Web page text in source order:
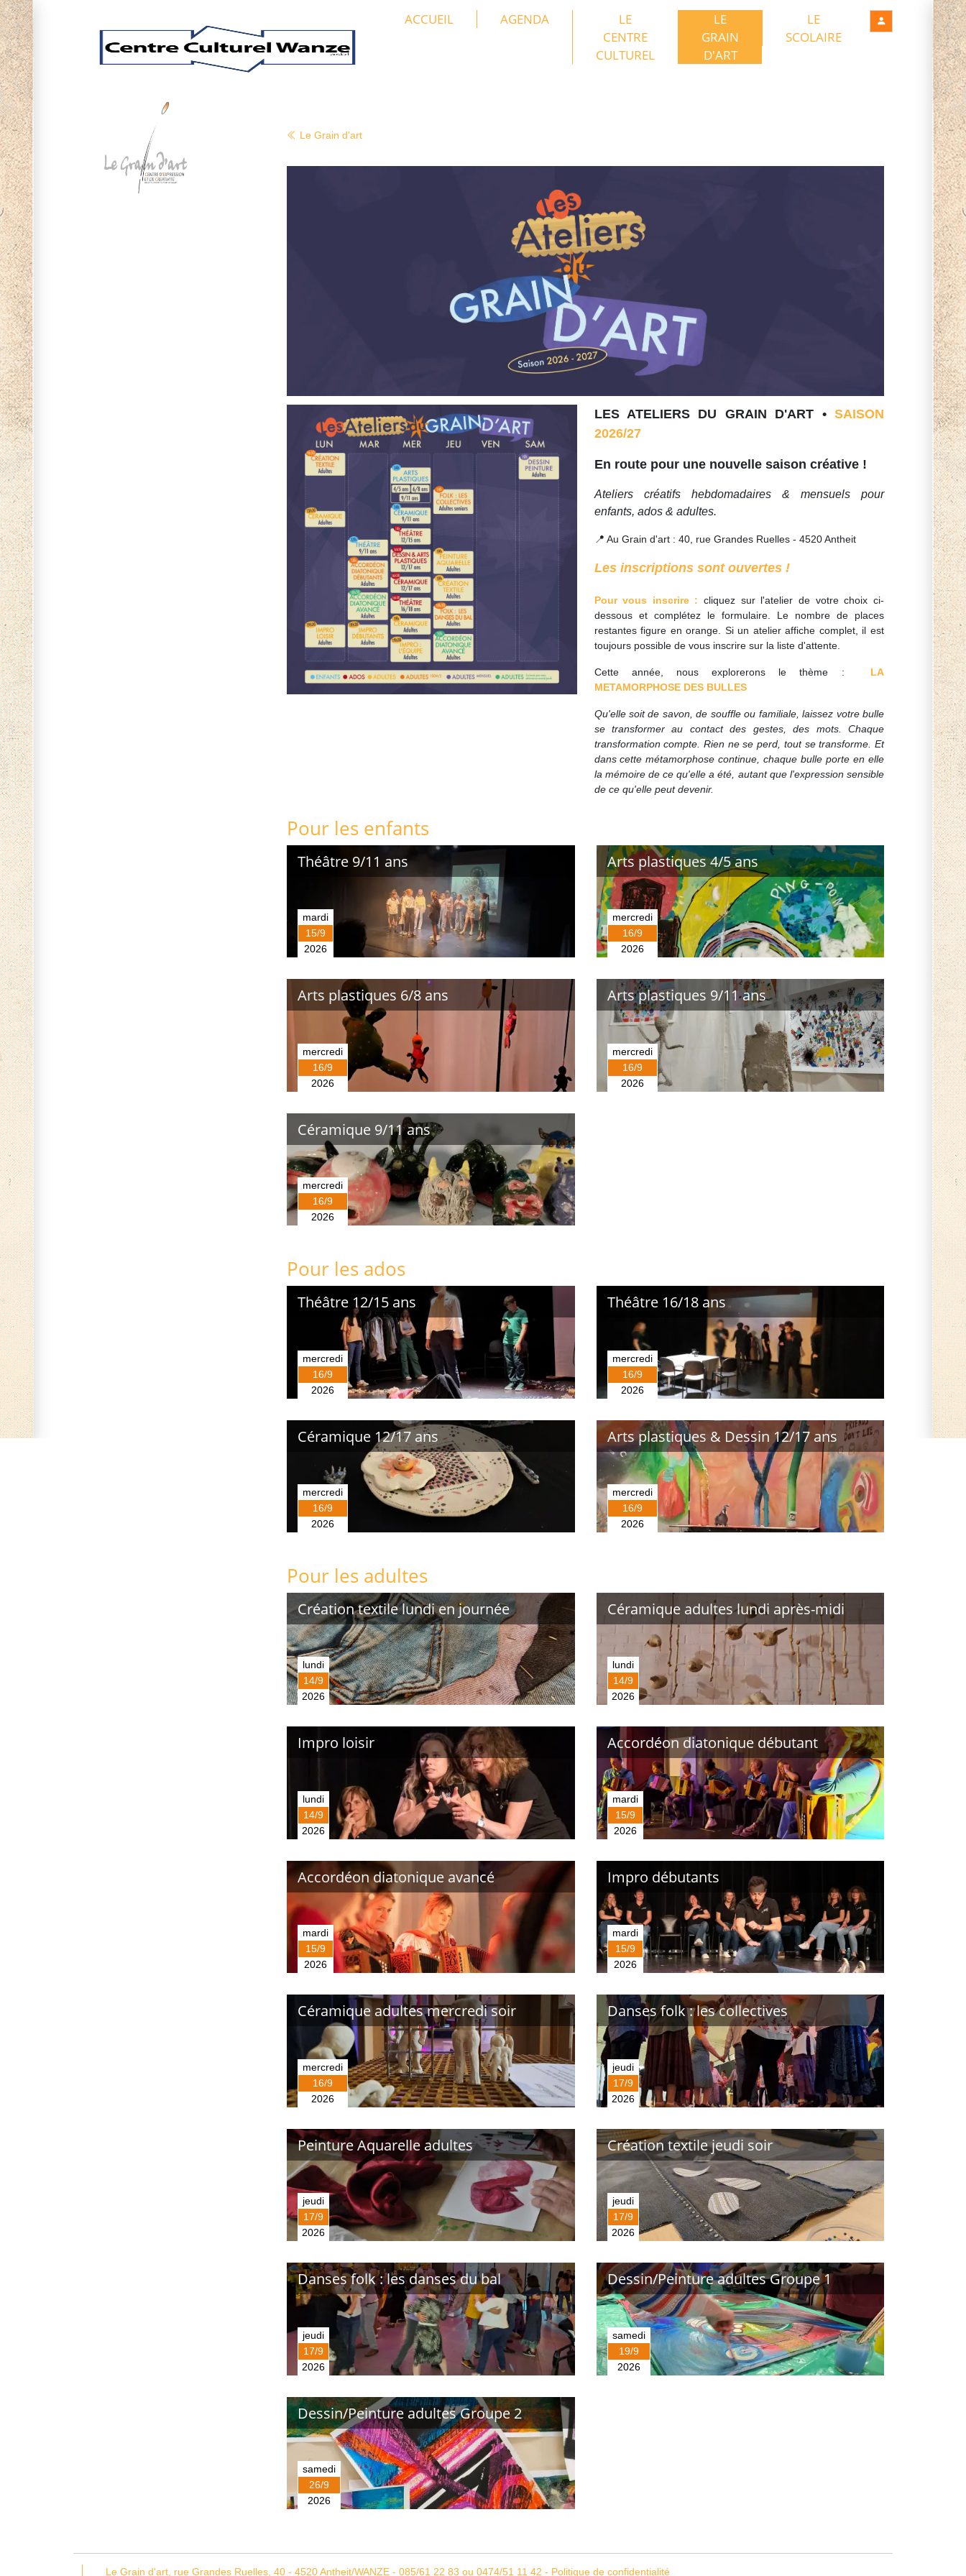
ACCUEIL AGENDA
LE
CENTRE
CULTUREL
LE
GRAIN
D'ART
LE
SCOLAIRE
Le Grain d'art
LES ATELIERS DU GRAIN D'ART • SAISON
2026/27
En route pour une nouvelle saison créative !
Ateliers créatifs hebdomadaires & mensuels pour
enfants, ados & adultes.
📍 Au Grain d'art : 40, rue Grandes Ruelles - 4520 Antheit
Les inscriptions sont ouvertes !
Pour vous inscrire : cliquez sur l'atelier de votre choix ci-
dessous et complétez le formulaire. Le nombre de places
restantes figure en orange. Si un atelier affiche complet, il est
toujours possible de vous inscrire sur la liste d'attente.
Cette année, nous explorerons le thème : LA
METAMORPHOSE DES BULLES
Qu'elle soit de savon, de souffle ou familiale, laissez votre bulle
se transformer au contact des gestes, des mots. Chaque
transformation compte. Rien ne se perd, tout se transforme. Et
dans cette métamorphose continue, chaque bulle porte en elle
la mémoire de ce qu'elle a été, autant que l'expression sensible
de ce qu'elle peut devenir.
Pour les enfants
Théâtre 9/11 ans
mardi
15/9
2026
Arts plastiques 4/5 ans
mercredi
16/9
2026
Arts plastiques 6/8 ans
mercredi
16/9
2026
Arts plastiques 9/11 ans
mercredi
16/9
2026
Céramique 9/11 ans
mercredi
16/9
2026
Pour les ados
Théâtre 12/15 ans
mercredi
16/9
2026
Théâtre 16/18 ans
mercredi
16/9
2026
Céramique 12/17 ans
mercredi
16/9
2026
Arts plastiques & Dessin 12/17 ans
mercredi
16/9
2026
Pour les adultes
Création textile lundi en journée
lundi
14/9
2026
Céramique adultes lundi après-midi
lundi
14/9
2026
Impro loisir
lundi
14/9
2026
Accordéon diatonique débutant
mardi
15/9
2026
Accordéon diatonique avancé
mardi
15/9
2026
Impro débutants
mardi
15/9
2026
Céramique adultes mercredi soir
mercredi
16/9
2026
Danses folk : les collectives
jeudi
17/9
2026
Peinture Aquarelle adultes
jeudi
17/9
2026
Création textile jeudi soir
jeudi
17/9
2026
Danses folk : les danses du bal
jeudi
17/9
2026
Dessin/Peinture adultes Groupe 1
samedi
19/9
2026
Dessin/Peinture adultes Groupe 2
samedi
26/9
2026
Le Grain d'art, rue Grandes Ruelles, 40 - 4520Antheit/WANZE - 085/61 22 83 ou 0474/51 11 42 - Politique de confidentialité